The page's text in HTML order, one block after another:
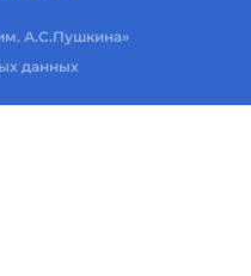
А.С.Пушкина»
данных